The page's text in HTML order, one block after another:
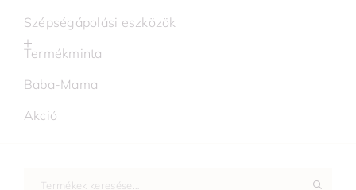
Szépségápolási eszközök
Termékminta
Baba-Mama
Akció